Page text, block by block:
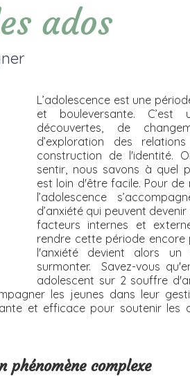
ados
L’adolescence est une
et bouleversante.
découvertes, de
d’exploration des
construction de l'identité.
sentir, nous savons à quel
est loin d'être facile. Pour de
l’adolescence
d’anxiété qui peuvent
facteurs internes et
rendre cette période encore
l'anxiété devient alors
surmonter.  Savez-vous
adolescent sur 2 souffre
les jeunes dans leur
et efficace pour soutenir les
phénomène complexe